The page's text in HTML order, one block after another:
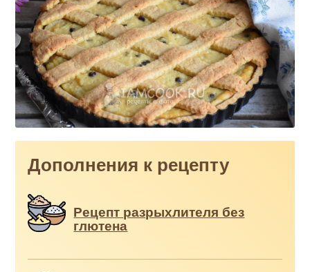
Дополнения к рецепту
Рецепт разрыхлителя без
глютена